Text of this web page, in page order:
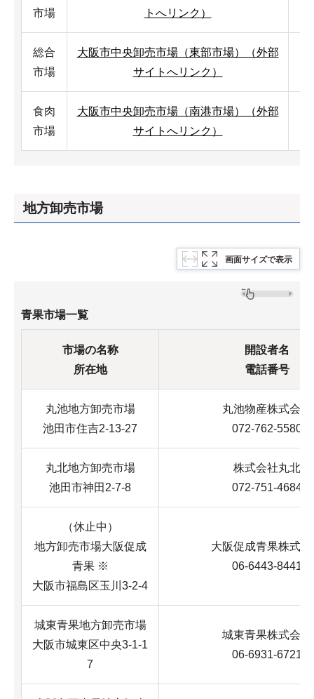
市場
トへリンク）
総合
市場
大阪市中央卸売市場（東部市場）（外部
サイトへリンク）
食肉
市場
大阪市中央卸売市場（南港市場）（外部
サイトへリンク）
地方卸売市場
画面サイズで表示
青果市場一覧
市場の名称
所在地
開設者名
電話番号
丸池地方卸売市場
池田市住吉2-13-27
丸池物産株式会社
072-762-5580
丸北地方卸売市場
池田市神田2-7-8
株式会社丸北
072-751-4684
（休止中）
地方卸売市場大阪促成
青果 ※
大阪市福島区玉川3-2-4
大阪促成青果株式会
06-6443-8441
城東青果地方卸売市場
大阪市城東区中央3-1-1
7
城東青果株式会社
06-6931-6721